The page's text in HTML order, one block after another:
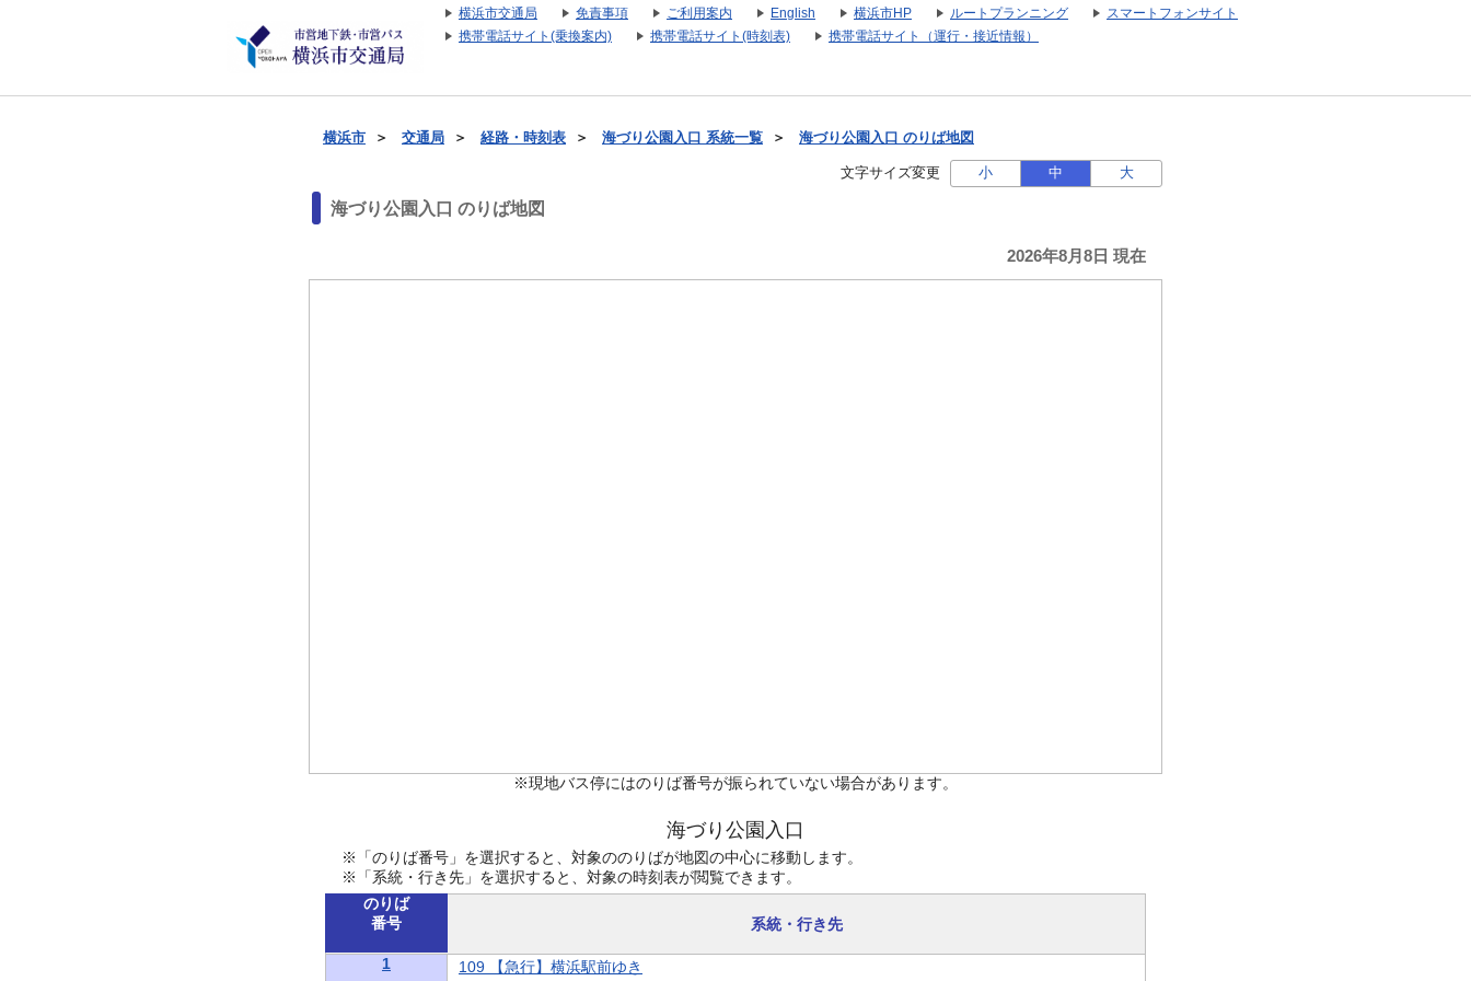
横浜市交通局 免責事項 ご利用案内 English 横浜市HP ルートプランニング
スマートフォンサイト
携帯電話サイト(乗換案内)
携帯電話サイト(時刻表) 携帯電話サイト（運行・接近情報）
横浜市 ＞ 交通局 ＞ 経路・時刻表 ＞ 海づり公園入口 系統一覧 ＞ 海づり公園入口 のりば地図
文字サイズ変更 小 中 大
海づり公園入口 のりば地図
2026年8月8日 現在
※現地バス停にはのりば番号が振られていない場合があります。
海づり公園入口
※「のりば番号」を選択すると、対象ののりばが地図の中心に移動します。
※「系統・行き先」を選択すると、対象の時刻表が閲覧できます。
のりば
番号
系統・行き先
1 109 【急行】横浜駅前ゆき